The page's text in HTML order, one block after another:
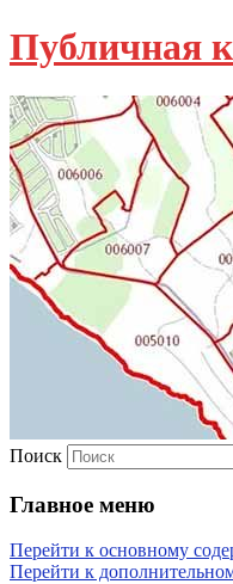
Публичная
Поиск
Главное меню
Перейти к основному
Перейти к